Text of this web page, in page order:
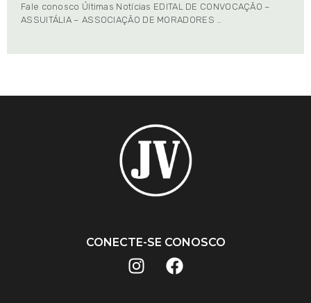
Fale conosco Últimas Notícias EDITAL DE CONVOCAÇÃO –
ASSUITÁLIA – ASSOCIAÇÃO DE MORADORES …
CONECTE-SE CONOSCO